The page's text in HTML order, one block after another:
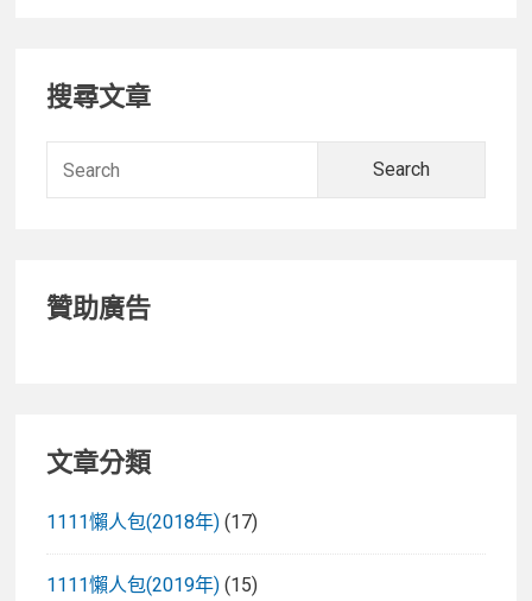
Primary
Sidebar
搜尋文章
贊助廣告
文章分類
1111懶人包(2018年) (17)
1111懶人包(2019年) (15)